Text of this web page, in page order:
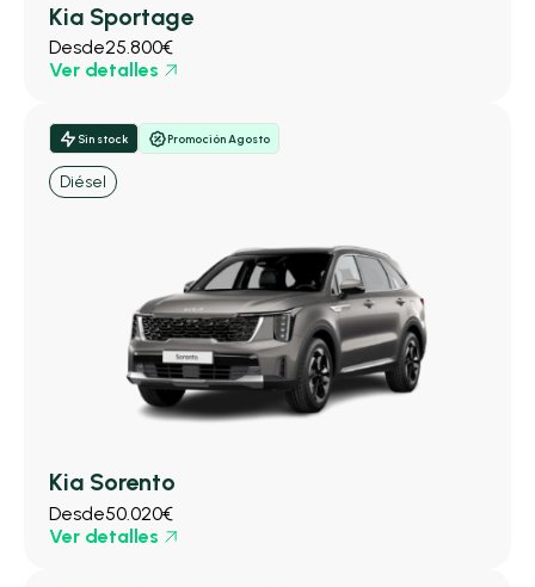
Kia Sportage
Desde25.800€
Ver detalles
Sin stock Promoción Agosto
Diésel
Kia Sorento
Desde50.020€
Ver detalles